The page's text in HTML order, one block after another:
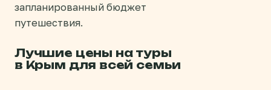
запланированный бюджет
путешествия.
Лучшие цены на туры
в Крым для всей семьи